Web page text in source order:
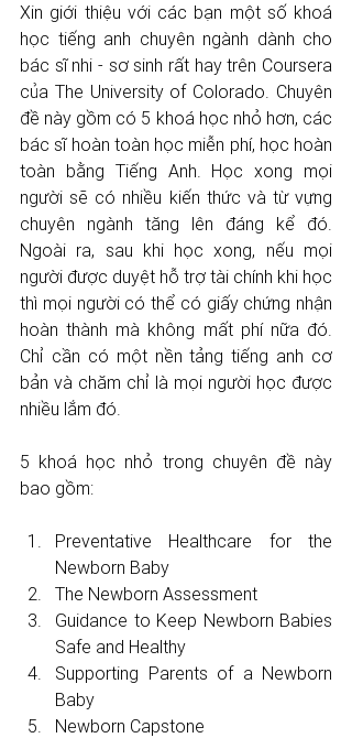
Xin giới thiệu với các bạn một số khoá
học tiếng anh chuyên ngành dành cho
bác sĩ nhi - sơ sinh rất hay trên Coursera
của The University of Colorado. Chuyên
đề này gồm có 5 khoá học nhỏ hơn, các
bác sĩ hoàn toàn học miễn phí, học hoàn
toàn bằng Tiếng Anh. Học xong mọi
người sẽ có nhiều kiến thức và từ vựng
chuyên ngành tăng lên đáng kể đó.
Ngoài ra, sau khi học xong, nếu mọi
người được duyệt hỗ trợ tài chính khi học
thì mọi người có thể có giấy chứng nhận
hoàn thành mà không mất phí nữa đó.
Chỉ cần có một nền tảng tiếng anh cơ
bản và chăm chỉ là mọi người học được
nhiều lắm đó.
5 khoá học nhỏ trong chuyên đề này
bao gồm:
Preventative Healthcare for the
Newborn Baby
The Newborn Assessment
Guidance to Keep Newborn Babies
Safe and Healthy
Supporting Parents of a Newborn
Baby
Newborn Capstone